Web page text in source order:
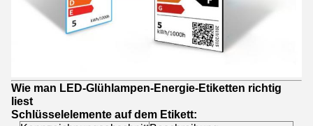
Wie man LED-Glühlampen-Energie-Etiketten richtig
liest
Schlüsselelemente auf dem Etikett: